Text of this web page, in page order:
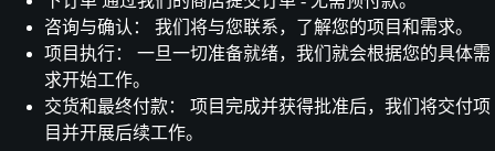
咨询与确认： 我们将与您联系，了解您的项目和需求。
项目执行： 一旦一切准备就绪，我们就会根据您的具体需
求开始工作。
交货和最终付款： 项目完成并获得批准后，我们将交付项
目并开展后续工作。